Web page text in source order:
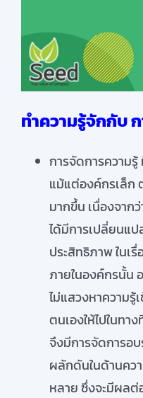
ทำความรู้จักกับ
การจัดการความ
แม้แต่องค์กรเล็ก
มากขึ้น เนื่องจาก
ได้มีการเปลี่ยนแป
ประสิทธิภาพ ในเ
ภายในองค์กรนั้น
ไม่แสวงหาความ
ตนเองให้ไปในทา
จึงมีการจัดการอ
ผลักดันในด้านคว
หลาย ซึ่งจะมีผลต่